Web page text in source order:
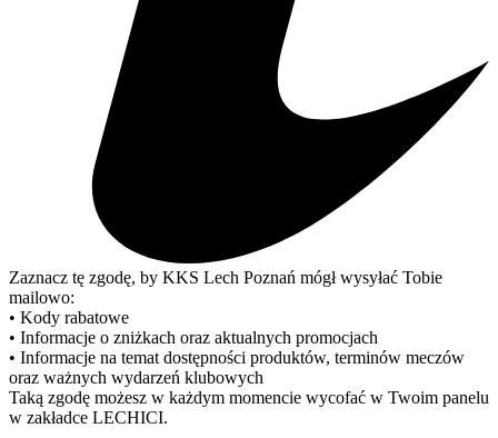
Zaznacz tę zgodę, by KKS Lech Poznań mógł wysyłać Tobie
mailowo:
• Kody rabatowe
• Informacje o zniżkach oraz aktualnych promocjach
• Informacje na temat dostępności produktów, terminów meczów
oraz ważnych wydarzeń klubowych
Taką zgodę możesz w każdym momencie wycofać w Twoim panelu
w zakładce LECHICI.